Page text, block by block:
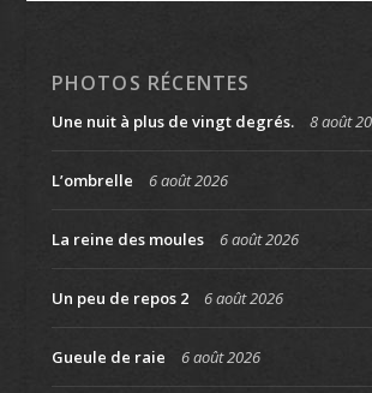
PHOTOS RÉCENTES
Une nuit à plus de vingt degrés. 8 août
L’ombrelle 6 août 2026
La reine des moules 6 août 2026
Un peu de repos 2 6 août 2026
Gueule de raie 6 août 2026